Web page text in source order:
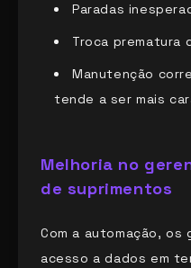
Paradas
Troca prematura
Manutenção
tende a ser mais
Melhoria no
de suprimentos
Com a automação,
acesso a dados em